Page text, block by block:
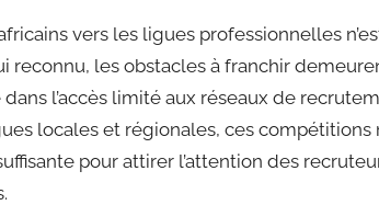
vers les ligues professionnelles
reconnu, les obstacles à franchir
l’accès limité aux réseaux de
locales et régionales, ces compétitions
pour attirer l’attention des